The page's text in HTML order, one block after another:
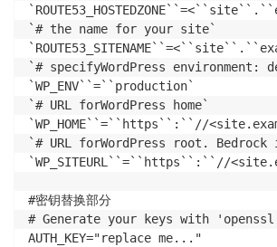
`# the name for your site`
`# specifyWordPress
`WP_ENV``=``production`
`# URL forWordPress home`
`WP_HOME``=``https``:``//
`# URL forWordPress root.
`WP_SITEURL``=``https``:``//
#密钥替换部分
# Generate your keys with 'openssl
AUTH_KEY="replace me..."